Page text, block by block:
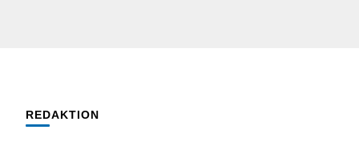
REDAKTION